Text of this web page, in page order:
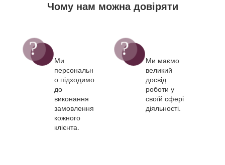
Чому нам можна довіряти
Ми
персональн
о підходимо
до
виконання
замовлення
кожного
клієнта.
Ми маємо
великий
досвід
роботи у
своїй сфері
діяльності.